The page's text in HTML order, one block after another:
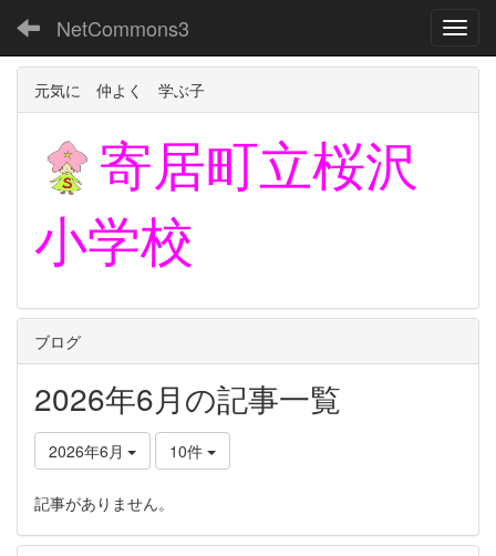
NetCommons3
元気に 仲よく 学ぶ子
寄居町立桜沢
小学校
ブログ
2026年6月の記事一覧
2026年6月 10件
記事がありません。